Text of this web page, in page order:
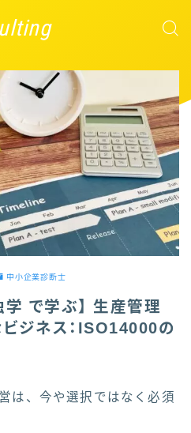
中小企業診断士
学 で学ぶ】 生産管理
ジネス：ISO14000の
は、今や選択ではなく必須